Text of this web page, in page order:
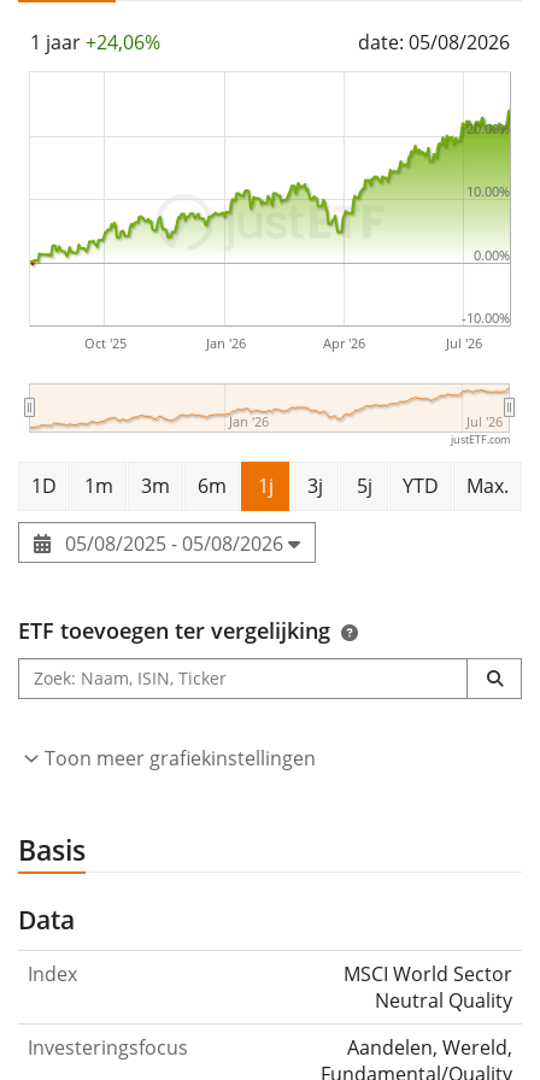
areaccumulatedand reinvested in the ETF.
The iShares Edge MSCI World Quality Factor UCITS ETF
management. The ETF waslaunched on 3 oktober
1 jaar+24,06% date: 05/08/2026
Oct '25 Jan '26 Apr '26 Jul '26
Jan '26 Jul '26
-10.00%
0.00%
10.00%
20.00%
justETF.com
1D 1m 3m 6m 1j 3j 5j YTD Max.
05/08/2025 - 05/08/2026
ETF toevoegen ter vergelijking
Toon meer grafiekinstellingen
Basis
Data
Index
MSCI World Sector
Neutral Quality
Investeringsfocus
Aandelen, Wereld,
Fundamental/Quality